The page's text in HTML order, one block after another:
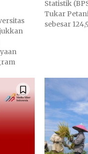
Statistik
Tukar
sebesar